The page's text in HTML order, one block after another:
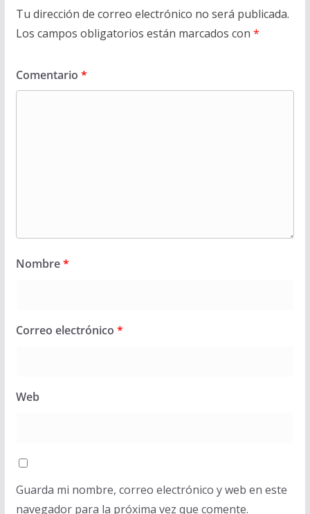
Tu dirección de correo electrónico no será publicada.
Los campos obligatorios están marcados con *
Comentario *
Nombre*
Correo electrónico *
Web
Guarda mi nombre, correo electrónico y web en este
navegador para la próxima vez que comente.